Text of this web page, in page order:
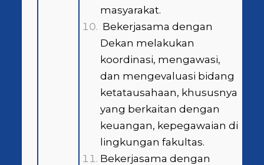
masyarakat.
Bekerjasama dengan
Dekan melakukan
koordinasi, mengawasi,
dan mengevaluasi bidang
ketatausahaan, khususnya
yang berkaitan dengan
keuangan, kepegawaian di
lingkungan fakultas.
Bekerjasama dengan